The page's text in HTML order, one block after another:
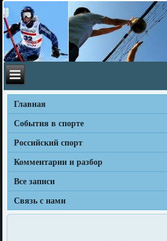
Главная
События в спорте
Российский спорт
Комментарии и разбор
Все записи
Связь с нами